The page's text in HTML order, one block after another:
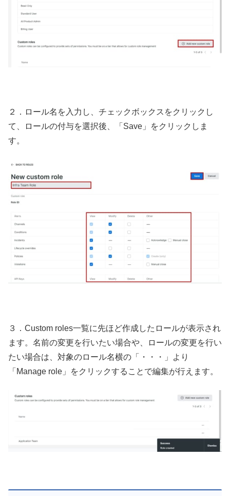
２．ロール名を入力し、チェックボックスをクリックし
て、ロールの付与を選択後、「Save」をクリックしま
す。
３．Custom roles一覧に先ほど作成したロールが表示され
ます。名前の変更を行いたい場合や、ロールの変更を行い
たい場合は、対象のロール名横の「・・・」より
「Manage role」をクリックすることで編集が行えます。